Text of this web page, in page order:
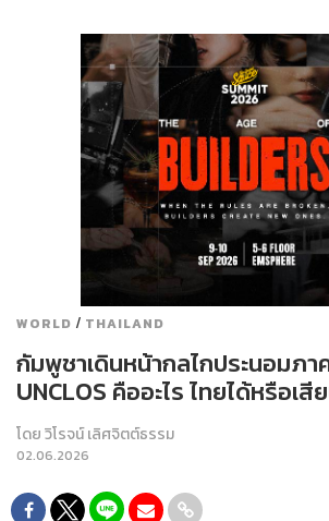
WORLD / THAILAND
กัมพูชาเดินหน้ากลไกประนอมภา
UNCLOS คืออะไร ไทยได้หรือเสี
โดยวิโรจน์ เลิศจิตต์ธรรม
02.06.2026